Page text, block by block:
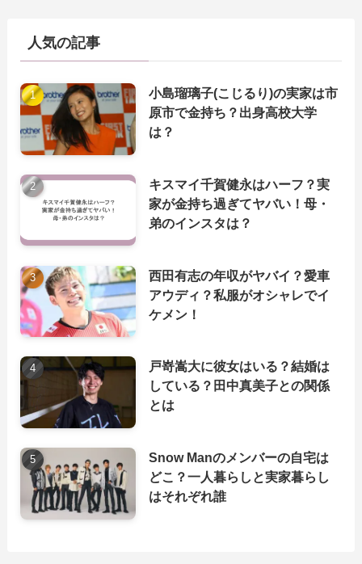
人気の記事
小島瑠璃子(こじるり)の実家は市
原市で金持ち？出身高校大学
は？
キスマイ千賀健永はハーフ？実
家が金持ち過ぎてヤバい！母・
弟のインスタは？
西田有志の年収がヤバイ？愛車
アウディ？私服がオシャレでイ
ケメン！
戸嵜嵩大に彼女はいる？結婚は
している？田中真美子との関係
とは
Snow Manのメンバーの自宅は
どこ？一人暮らしと実家暮らし
はそれぞれ誰